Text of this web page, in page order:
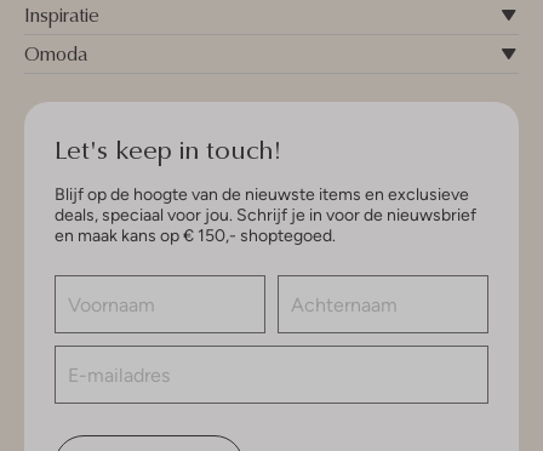
Inspiratie
Omoda
Let's keep in touch!
Blijf op de hoogte van de nieuwste items en exclusieve
deals, speciaal voor jou. Schrijf je in voor de nieuwsbrief
en maak kans op € 150,- shoptegoed.